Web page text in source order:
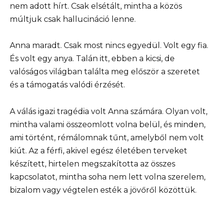
nem adott hírt. Csak elsétált, mintha a közös
múltjuk csak hallucináció lenne.
Anna maradt. Csak most nincs egyedül. Volt egy fia.
És volt egy anya. Talán itt, ebben a kicsi, de
valóságos világban találta meg először a szeretet
és a támogatás valódi érzését.
A válás igazi tragédia volt Anna számára. Olyan volt,
mintha valami összeomlott volna belül, és minden,
ami történt, rémálomnak tűnt, amelyből nem volt
kiút. Az a férfi, akivel egész életében terveket
készített, hirtelen megszakította az összes
kapcsolatot, mintha soha nem lett volna szerelem,
bizalom vagy végtelen esték a jövőről közöttük.